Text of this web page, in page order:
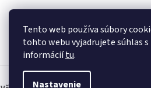
Tento web používa súbory
tohto webu vyjadrujete súhlas s
informáciítu.
Nastavenie